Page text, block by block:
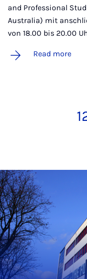
and Professional
Australia) mit
von 18.00 bis 20.00
Read more
1